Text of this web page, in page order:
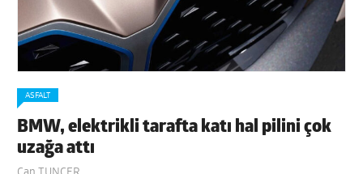
ASFALT
BMW, elektrikli tarafta katı hal pilini çok
uzağa attı